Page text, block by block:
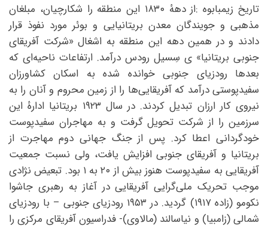
تاریخ زیمبابوه :از دههٔ ۱۸۳۰ این منطقه را شکارچیان، مبلغان
مذهبی و جویندگان معدن بریتانیایی و بوئر مورد نفوذ قرار
دادند و در همین دهه این منطقه به اشغال «شرکت آفریقای
جنوبی بریتانیا» ی سِسیل رودس درآمد. ارتفاعات ناحیه‌ای که
بعدها رودزیای جنوبی خوانده شده به اسکان کشاورزان
سفیدپوستی درآمد که آفریقایی‌ها را از زمین محروم و آنان را به
نیروی کار ارزان تبدیل کردند. در سال ۱۹۲۳ بریتانیا ادارهٔ این
سرزمین را از شرکت تحویل گرفت و به مهاجران سفیدپوست
خودگردانی اعطا کرد. پس از جنگ جهانی دوم مهاجرت از
بریتانیا و آفریقای جنوبی افزایش یافت، ولی نسبت جمعیت
آفریقایی به سفیدپوست هنوز بیش از ۲۰ به ۱ بود. تبعیض نژادی
موجب تحریک ملی‌گرایی آفریقایی در آغاز به رهبری جاشوا
نکومو (زاده ۱۹۱۷) گردید. در ۱۹۵۳ رودزیای جنوبی – با رودزیای
شمالی (زامبیا) و نیاسالند (مالاوی)- فدراسیون آفریقای مرکزی را